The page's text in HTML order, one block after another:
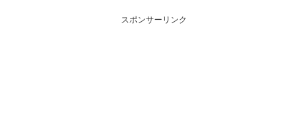
喚起・申込停止)など、空売り関
連情報を集計し、図解でわかり
制(注意喚起・申込停止)など、空
売り関連情報を集計し、図解で
スポンサーリンク